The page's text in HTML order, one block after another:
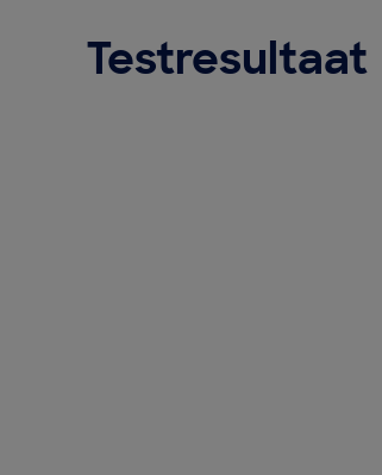
Testresultaat